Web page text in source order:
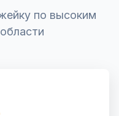
по высоким